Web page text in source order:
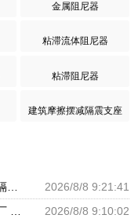
金属阻尼器
粘滞流体阻尼器
粘滞阻尼器
建筑摩擦摆减隔震支座
铅芯橡胶隔震支座装置生产厂家 建筑橡胶隔震支座LNR-700源头工厂 隔震支座价钱
2026/8/8 9:21:41
分散型橡胶支座 减振橡胶隔震支座源头工厂 隔震橡胶支座厂家电话
2026/8/8 9:10:02